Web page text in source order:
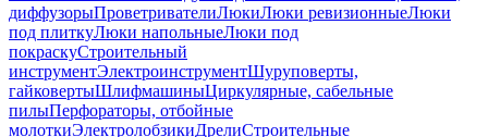
диффузорыПроветривателиЛюкиЛюки ревизионныеЛюки
под плиткуЛюки напольныеЛюки под
покраскуСтроительный
инструментЭлектроинструментШуруповерты,
гайковертыШлифмашиныЦиркулярные, сабельные
пилыПерфораторы, отбойные
молоткиЭлектролобзикиДрелиСтроительные